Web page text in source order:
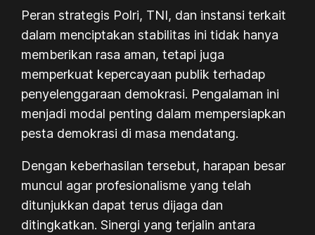
Peran strategis Polri, TNI, dan instansi terkait
dalam menciptakan stabilitas ini tidak hanya
memberikan rasa aman, tetapi juga
memperkuat kepercayaan publik terhadap
penyelenggaraan demokrasi. Pengalaman ini
menjadi modal penting dalam mempersiapkan
pesta demokrasi di masa mendatang.
Dengan keberhasilan tersebut, harapan besar
muncul agar profesionalisme yang telah
ditunjukkan dapat terus dijaga dan
ditingkatkan. Sinergi yang terjalin antara